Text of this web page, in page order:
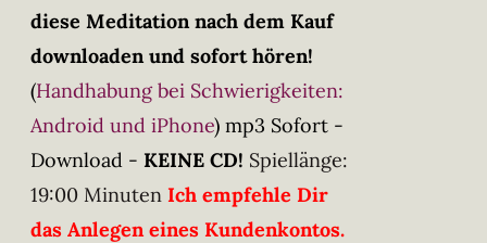
diese Meditation nach dem Kauf
downloaden und sofort hören!
(Handhabung bei Schwierigkeiten:
Android und iPhone) mp3 Sofort -
Download - KEINE CD! Spiellänge:
19:00 Minuten Ich empfehle Dir
das Anlegen eines Kundenkontos.